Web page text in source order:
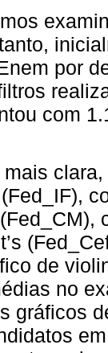
por
com
de
no
gráficos